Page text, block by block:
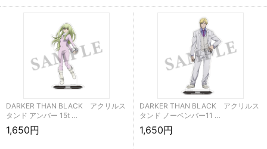
DARKER THAN BLACK アクリルス
タンド アンバー 15t …
1,650円
DARKER THAN BLACK アクリルス
タンド ノーベンバー11 …
1,650円